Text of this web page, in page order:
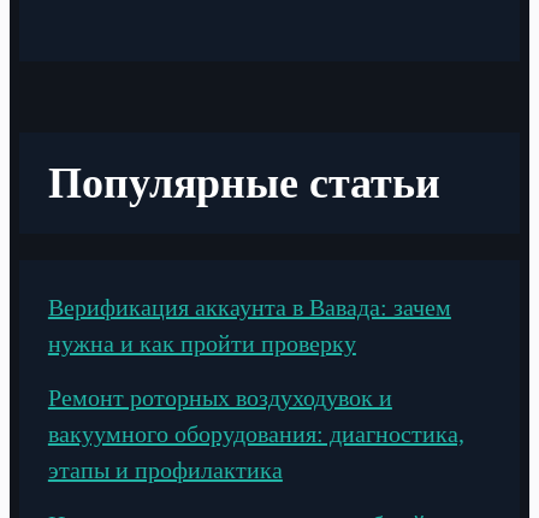
Популярные статьи
Верификация аккаунта в Вавада: зачем
нужна и как пройти проверку
Ремонт роторных воздуходувок и
вакуумного оборудования: диагностика,
этапы и профилактика